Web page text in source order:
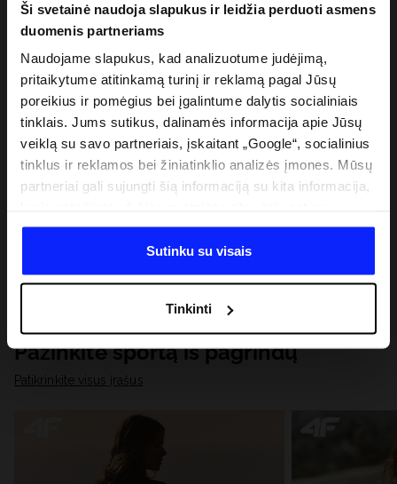
Ši svetainė naudoja slapukus ir leidžia perduoti asmens
duomenis partneriams
Naudojame slapukus, kad analizuotume judėjimą,
pritaikytume atitinkamą turinį ir reklamą pagal Jūsų
poreikius ir pomėgius bei įgalintume dalytis socialiniais
tinklais. Jums sutikus, dalinamės informacija apie Jūsų
veiklą su savo partneriais, įskaitant „Google“, socialinius
tinklus ir reklamos bei žiniatinklio analizės įmones. Mūsų
partneriai gali sujungti šią informaciją su kita informacija,
duomenimis, kuriuos jie gauna, kai naudojatės jų
paslaugomis. Gavus Jūsų leidimą, mes galime perduoti
Jūsų asmeninę informaciją savo partneriams, siekdami
analitinius tyrimus, pritaikyti turinį ir tobulinti mūsų
partnerių siūlomus sprendimus (pvz., socialinius tinklus).
Išsamią informaciją rasite mūsų Privatumo politikoje ir
skiltyje „Išsami informacija“.
Sutinku su visais
Tinkinti
Pažinkite sportą iš pagrindų
Patikrinkite visus įrašus